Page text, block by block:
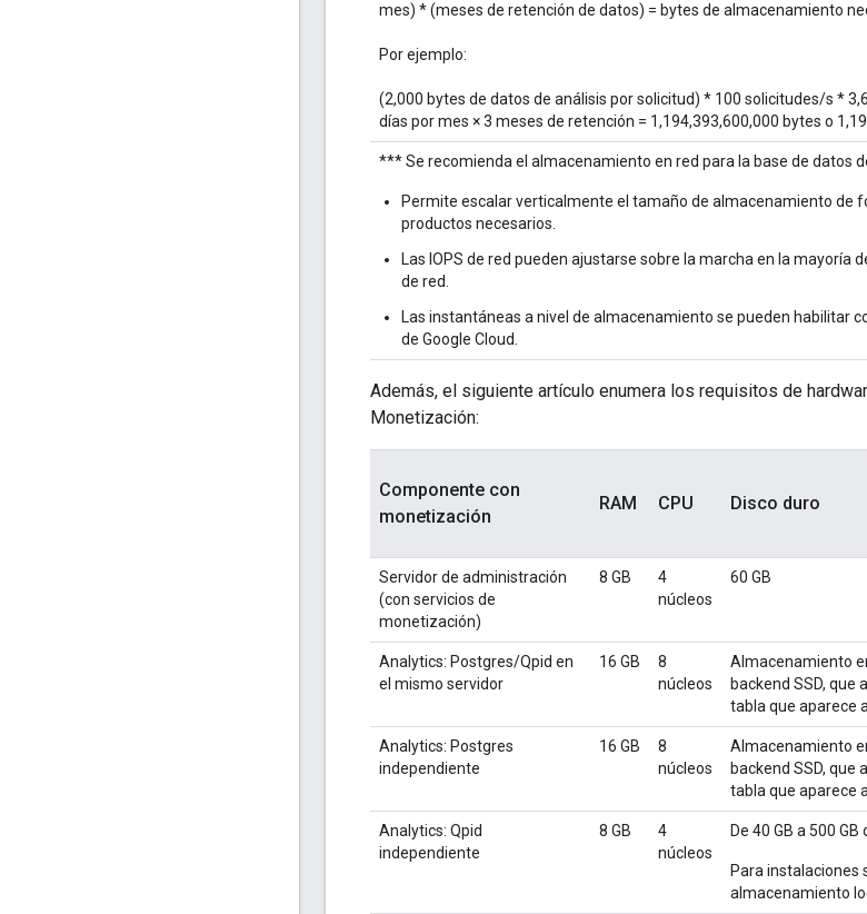
mes) * (meses de retención de datos) = bytes de almacenamiento
Por ejemplo:
(2,000 bytes de datos de análisis por solicitud) * 100 solicitudes/s *
días por mes × 3 meses de retención = 1,194,393,600,000 bytes o
*** Se recomienda el almacenamiento en red para la base de datos
Permite escalar verticalmente el tamaño de almacenamiento de
productos necesarios.
Las IOPS de red pueden ajustarse sobre la marcha en la
de red.
Las instantáneas a nivel de almacenamiento se pueden habilitar
de Google Cloud.
Además, el siguiente artículo enumera los requisitos de
Monetización:
Componente con
monetización
RAM CPU Disco duro
Servidor de administración
(con servicios de
monetización)
8 GB
4
núcleos
60 GB
Analytics: Postgres/Qpid en
el mismo servidor
16 GB
8
núcleos
Almacenamiento
backend SSD, que
tabla que aparece
Analytics: Postgres
independiente
16 GB
8
núcleos
Almacenamiento
backend SSD, que
tabla que aparece
Analytics: Qpid
independiente
8 GB
4
núcleos
De 40 GB a 500
Para instalaciones
almacenamiento